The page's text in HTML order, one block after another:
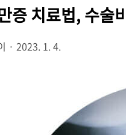
증 치료법, 수술
2023. 1. 4.